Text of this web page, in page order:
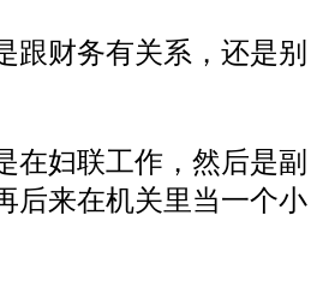
跟财务有关系，还是别
在妇联工作，然后是副
后来在机关里当一个小